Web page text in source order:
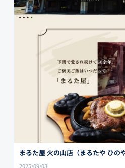
まるた屋 火の山店（まるたや ひの
2025/09/08